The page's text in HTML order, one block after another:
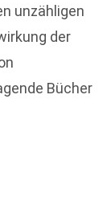
unzähligen
der
Bücher